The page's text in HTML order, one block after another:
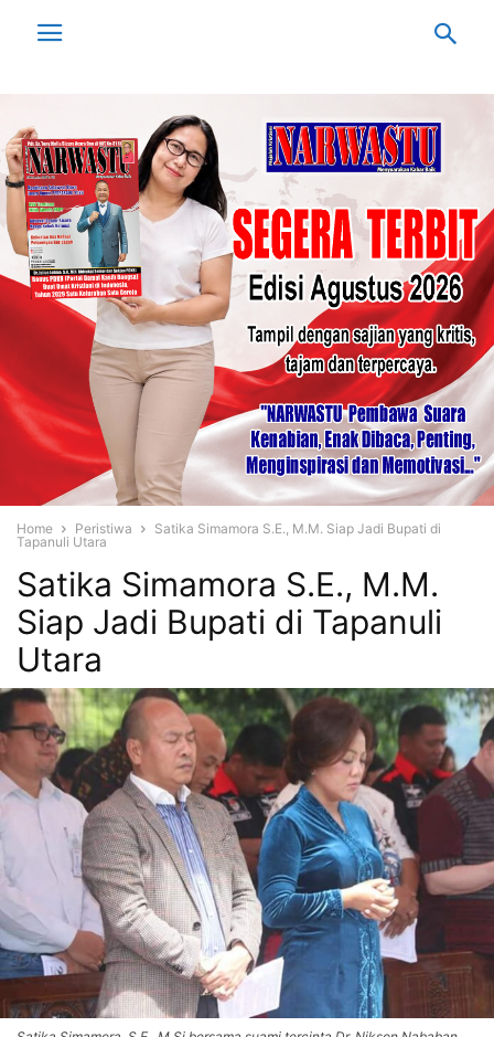
Home Peristiwa
Satika Simamora S.E., M.M. Siap Jadi Bupati di
Tapanuli Utara
Satika Simamora S.E., M.M.
Siap Jadi Bupati di Tapanuli
Utara